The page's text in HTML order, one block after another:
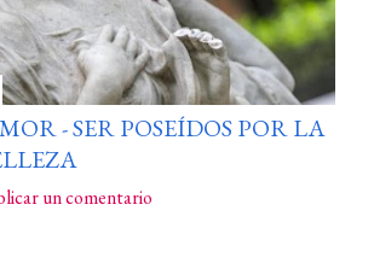
- SER POSEÍDOS POR LA
un comentario